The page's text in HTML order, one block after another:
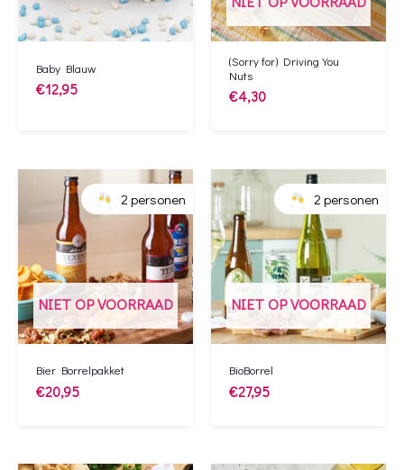
Baby Blauw
€12,95
(Sorry for) Driving You
Nuts
€4,30
NIET OP VOORRAAD
2 personen
Bier Borrelpakket
€20,95
NIET OP VOORRAAD
2 personen
BioBorrel
€27,95